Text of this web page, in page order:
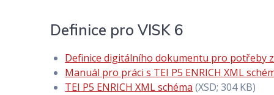
Definice pro VISK 6
Definice digitálního dokumentu pro potřeby
Manuál pro práci s TEI P5 ENRICH XML
TEI P5 ENRICH XML schéma (XSD; 304 KB)